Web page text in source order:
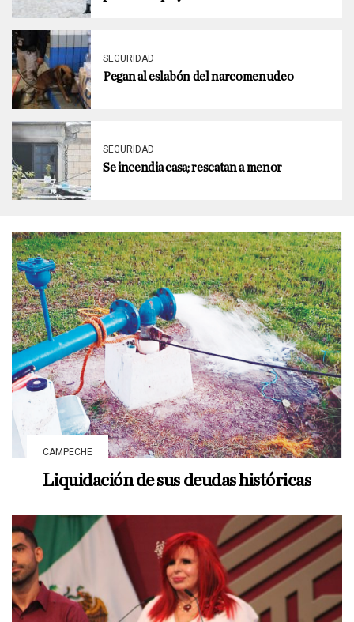
SEGURIDAD
Pegan al eslabón del narcomenudeo
SEGURIDAD
Se incendia casa; rescatan a menor
CAMPECHE
Liquidación de sus deudas históricas